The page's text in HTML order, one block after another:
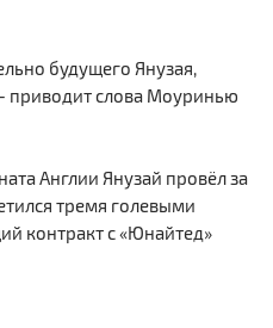
будущего Янузая,
приводит слова Моуринью
Англии Янузай провёл за
тремя голевыми
контракт с «Юнайтед»